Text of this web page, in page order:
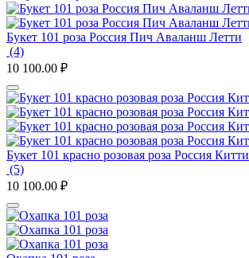
Букет 101 роза Россия Пич Аваланш Летти
(4)
10 100.00 ₽
Букет 101 красно розовая роза Россия Китти
(5)
10 100.00 ₽